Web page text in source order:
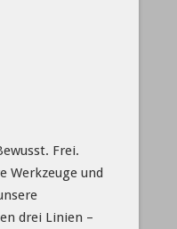
Frei.
Werkzeuge und
drei Linien –